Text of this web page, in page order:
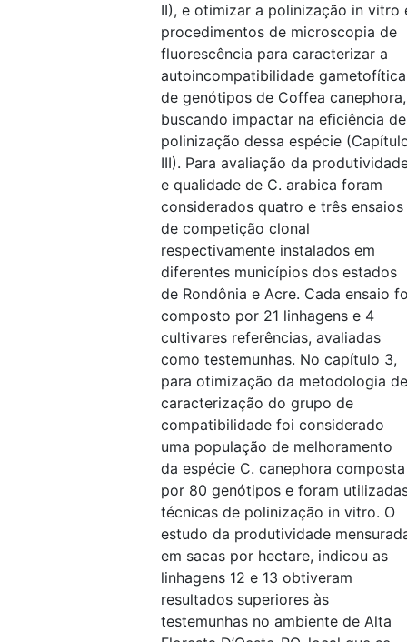
II), e otimizar a polinização in vitro
procedimentos de microscopia de
fluorescência para caracterizar a
autoincompatibilidade gametofítica
de genótipos de Coffea canephora,
buscando impactar na eficiência de
polinização dessa espécie
III). Para avaliação da
e qualidade de C. arabica foram
considerados quatro e três ensaios
de competição clonal
respectivamente instalados em
diferentes municípios dos estados
de Rondônia e Acre. Cada ensaio
composto por 21 linhagens e 4
cultivares referências, avaliadas
como testemunhas. No capítulo 3,
para otimização da metodologia de
caracterização do grupo de
compatibilidade foi considerado
uma população de melhoramento
da espécie C. canephora composta
por 80 genótipos e foram
técnicas de polinização in vitro. O
estudo da produtividade
em sacas por hectare, indicou as
linhagens 12 e 13 obtiveram
resultados superiores às
testemunhas no ambiente de Alta